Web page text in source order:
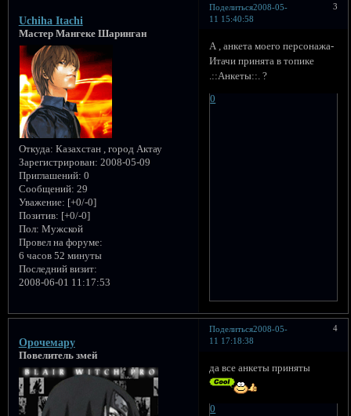
Поделиться 3
2008-05-
11 15:40:58
Uchiha Itachi
Мастер Мангеке Шаринган
Откуда: Казахстан , город Актау
Зарегистрирован: 2008-05-09
Приглашений: 0
Сообщений: 29
Уважение: [+0/-0]
Позитив: [+0/-0]
Пол: Мужской
Провел на форуме:
6 часов 52 минуты
Последний визит:
2008-06-01 11:17:53
А , анкета моего персонажа-
Итачи принята в топике
.::Aнкеты::. ?
0
Поделиться 4
2008-05-
11 17:18:38
Орочемару
Повелитель змей
да все анкеты приняты
0